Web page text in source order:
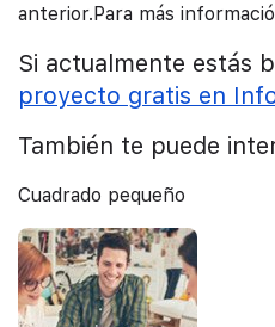
anterior.Para más
Si actualmente estás
proyecto gratis en
También te puede
Cuadrado pequeño